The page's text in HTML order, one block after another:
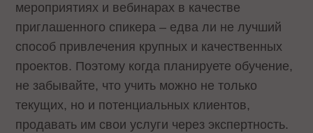
мероприятиях и вебинарах в качестве
приглашенного спикера – едва ли не лучший
способ привлечения крупных и качественных
проектов. Поэтому когда планируете обучение,
не забывайте, что учить можно не только
текущих, но и потенциальных клиентов,
продавать им свои услуги через экспертность.